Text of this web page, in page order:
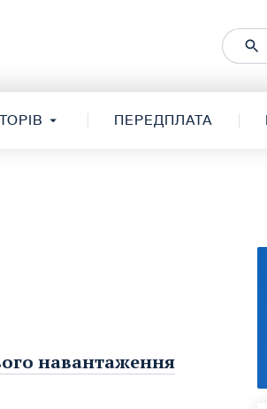
ПЕРЕДПЛАТА
навантаження